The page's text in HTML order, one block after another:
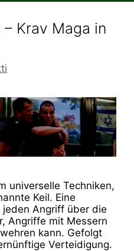
Krav Maga in
universelle Techniken,
Keil. Eine
Angriff über die
Angriffe mit Messern
kann. Gefolgt
Verteidigung.